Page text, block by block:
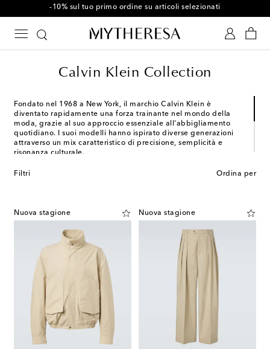
-10% sul tuo primo ordine su articoli selezionati
Calvin Klein Collection
Fondato nel 1968 a New York, il marchio Calvin Klein è
diventato rapidamente una forza trainante nel mondo della
moda, grazie al suo approccio essenziale all'abbigliamento
quotidiano. I suoi modelli hanno ispirato diverse generazioni
attraverso un mix caratteristico di precisione, semplicità e
risonanza culturale.
La Calvin Klein Collection, prima collezione disegnata da
dettagli meticolosi, i capi continuano ad incarnare la tradizione
contemporanea del brand americano.
Filtri Ordina per
Nuova stagione Nuova stagione